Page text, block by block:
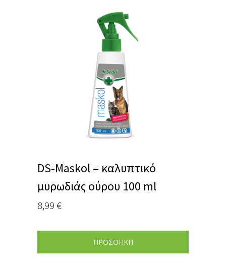
DS-Maskol – καλυπτικό
μυρωδιάς ούρου 100 ml
8,99 €
ΠΡΟΣΘΗΚΗ